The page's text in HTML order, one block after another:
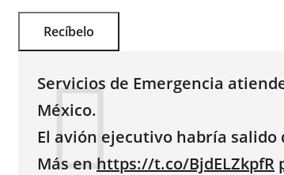
Recíbelo
Servicios de Emergencia
México.
El avión ejecutivo habría salido
Más en https://t.co/BjdELZkpfR